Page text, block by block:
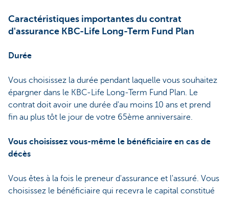
Caractéristiques importantes du contrat
d'assurance KBC-Life Long-Term Fund Plan
Durée
Vous choisissez la durée pendant laquelle vous souhaitez
épargner dans le KBC-Life Long-Term Fund Plan. Le
contrat doit avoir une durée d'au moins 10 ans et prend
fin au plus tôt le jour de votre 65ème anniversaire.
Vous choisissez vous-même le bénéficiaire en cas de
décès
Vous êtes à la fois le preneur d'assurance et l'assuré. Vous
choisissez le bénéficiaire qui recevra le capital constitué